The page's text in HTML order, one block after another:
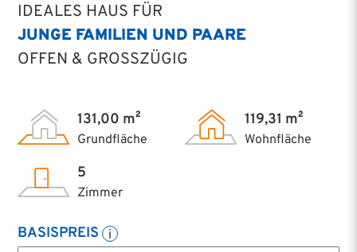
IDEALES HAUS FÜR
JUNGE FAMILIEN UND PAARE
OFFEN & GROSSZÜGIG
131,00 m²
Grundfläche
119,31 m²
Wohnfläche
5
Zimmer
BASISPREIS